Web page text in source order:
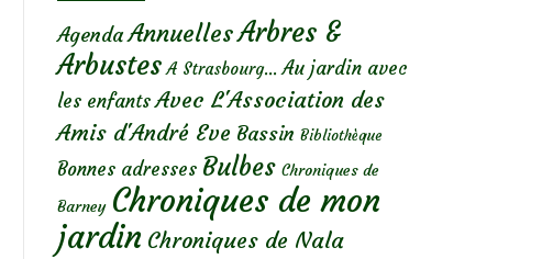
Agenda AnnuellesArbres &
Arbustes A Strasbourg... Au jardin avec
les enfants Avec L'Association des
Amis d'André Eve Bassin Bibliothèque
Bonnes adresses Bulbes Chroniques de
Barney Chroniques de mon
jardin Chroniques de Nala